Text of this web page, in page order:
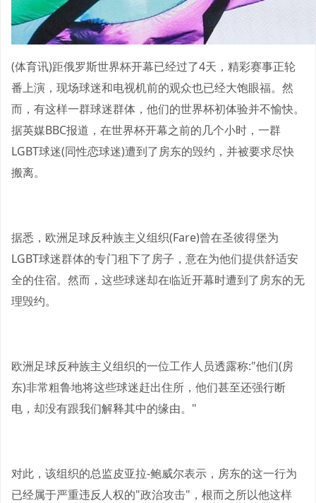
(体育讯)距俄罗斯世界杯开幕已经过了4天，精彩赛事正轮
番上演，现场球迷和电视机前的观众也已经大饱眼福。然
而，有这样一群球迷群体，他们的世界杯初体验并不愉快。
据英媒BBC报道，在世界杯开幕之前的几个小时，一群
LGBT球迷(同性恋球迷)遭到了房东的毁约，并被要求尽快
搬离。
据悉，欧洲足球反种族主义组织(Fare)曾在圣彼得堡为
LGBT球迷群体的专门租下了房子，意在为他们提供舒适安
全的住宿。然而，这些球迷却在临近开幕时遭到了房东的无
理毁约。
欧洲足球反种族主义组织的一位工作人员透露称:"他们(房
东)非常粗鲁地将这些球迷赶出住所，他们甚至还强行断
电，却没有跟我们解释其中的缘由。"
对此，该组织的总监皮亚拉-鲍威尔表示，房东的这一行为
已经属于严重违反人权的"政治攻击"，根而之所以他这样